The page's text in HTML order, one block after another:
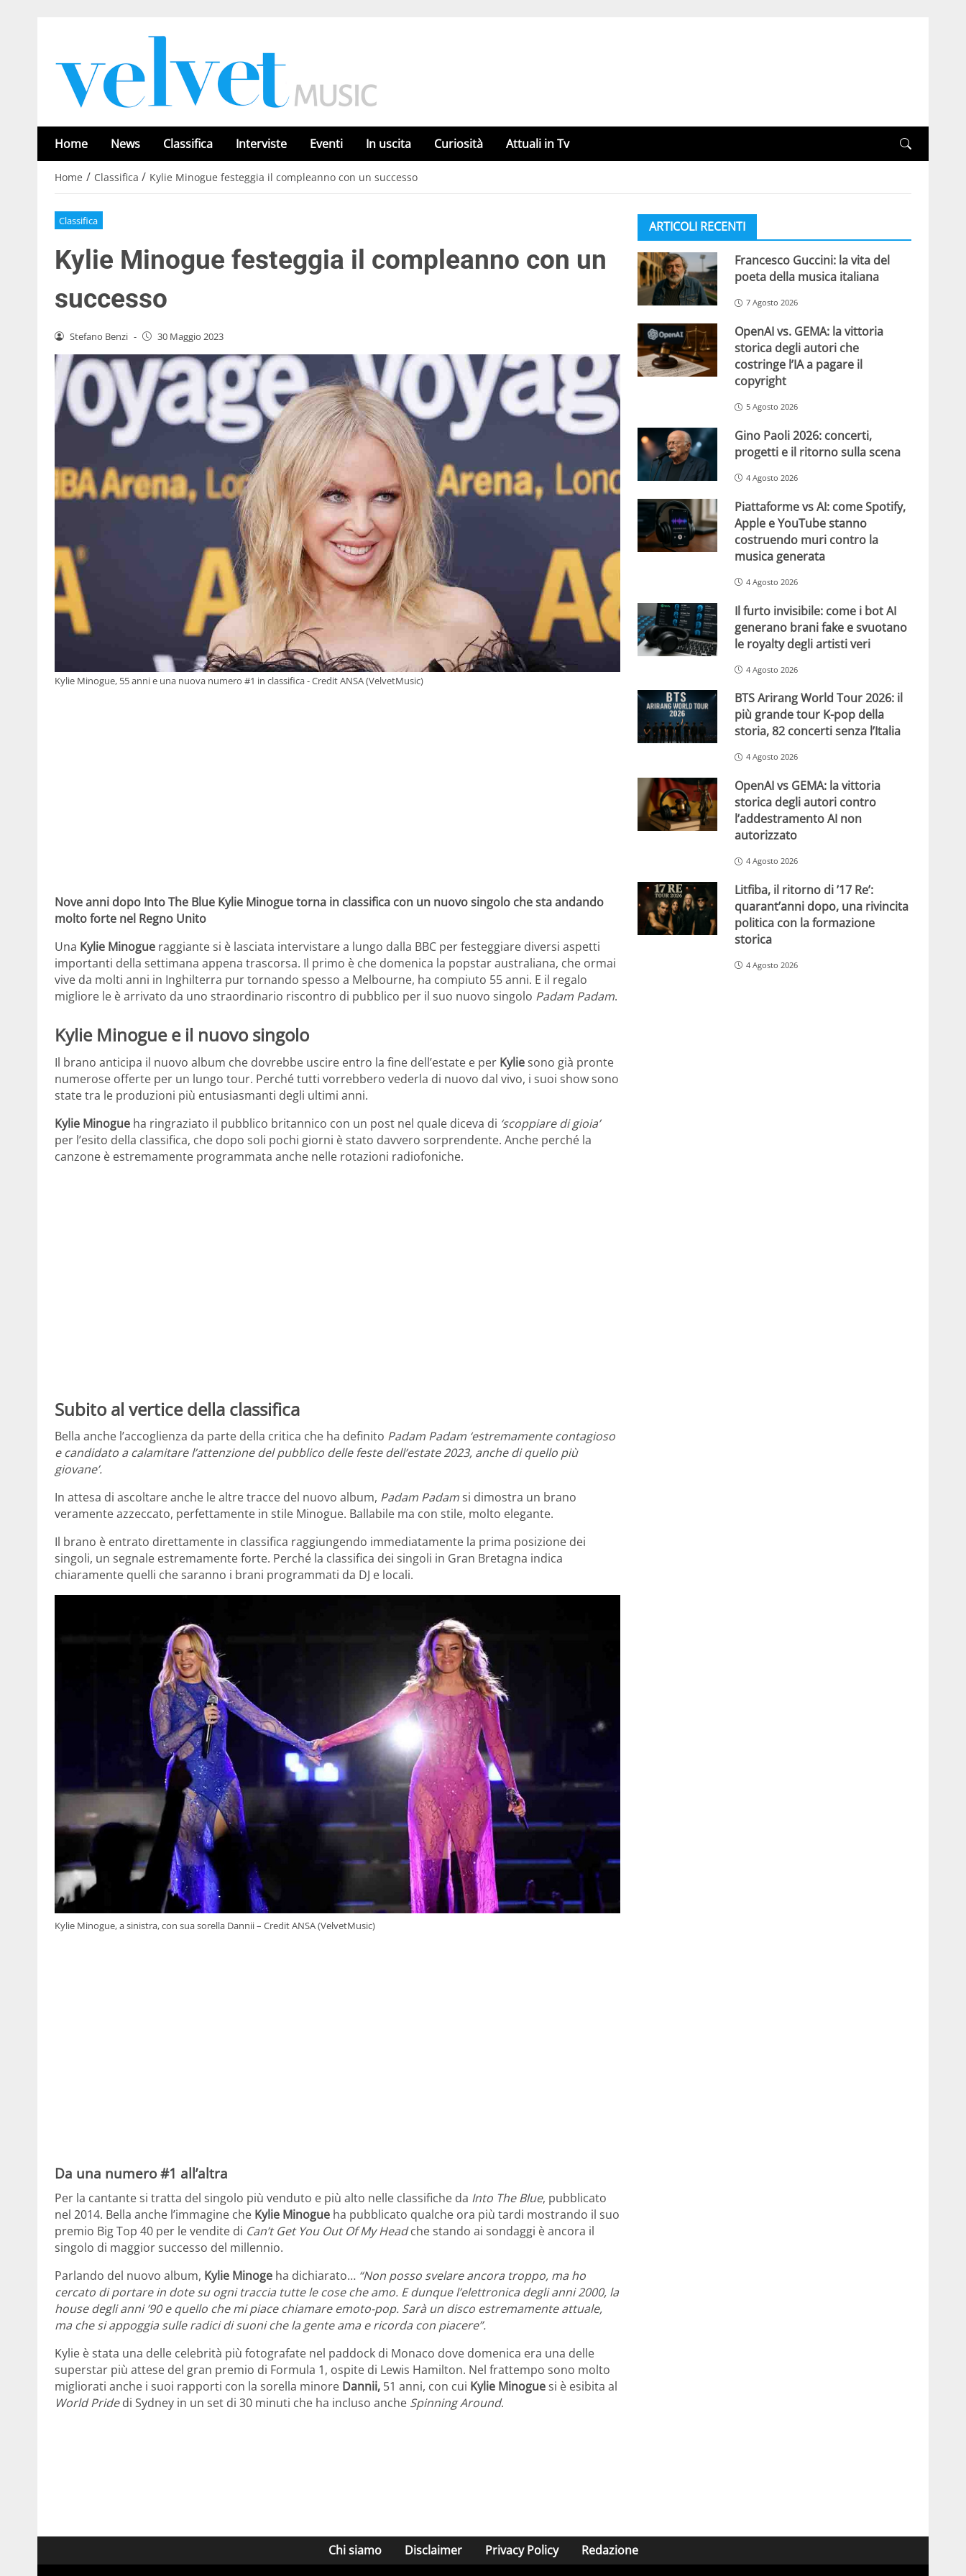
Home News Classifica Interviste Eventi In uscita Curiosità Attuali in Tv
Home / Classifica / Kylie Minogue festeggia il compleanno con un successo
Classifica
Kylie Minogue festeggia il compleanno con un
successo
Stefano Benzi - 30 Maggio 2023
Kylie Minogue, 55 anni e una nuova numero #1 in classifica - Credit ANSA (VelvetMusic)
Nove anni dopo Into The Blue Kylie Minogue torna in classifica con un nuovo singolo che sta andando
molto forte nel Regno Unito
Una Kylie Minogue raggiante si è lasciata intervistare a lungo dalla BBC per festeggiare diversi aspetti
importanti della settimana appena trascorsa. Il primo è che domenica la popstar australiana, che ormai
vive da molti anni in Inghilterra pur tornando spesso a Melbourne, ha compiuto 55 anni. E il regalo
migliore le è arrivato da uno straordinario riscontro di pubblico per il suo nuovo singolo Padam Padam.
Kylie Minogue e il nuovo singolo
Il brano anticipa il nuovo album che dovrebbe uscire entro la fine dell’estate e per Kyliesono già pronte
numerose offerte per un lungo tour. Perché tutti vorrebbero vederla di nuovo dal vivo, i suoi show sono
state tra le produzioni più entusiasmanti degli ultimi anni.
Kylie Minogue ha ringraziato il pubblico britannico con un post nel quale diceva di ‘scoppiare di gioia’
per l’esito della classifica, che dopo soli pochi giorni è stato davvero sorprendente. Anche perché la
canzone è estremamente programmata anche nelle rotazioni radiofoniche.
Subito al vertice della classifica
Bella anche l’accoglienza da parte della critica che ha definito Padam Padam ‘estremamente contagioso
e candidato a calamitare l’attenzione del pubblico delle feste dell’estate 2023, anche di quello più
giovane’.
In attesa di ascoltare anche le altre tracce del nuovo album, Padam Padamsi dimostra un brano
veramente azzeccato, perfettamente in stile Minogue. Ballabile ma con stile, molto elegante.
Il brano è entrato direttamente in classifica raggiungendo immediatamente la prima posizione dei
singoli, un segnale estremamente forte. Perché la classifica dei singoli in Gran Bretagna indica
chiaramente quelli che saranno i brani programmati da DJ e locali.
Kylie Minogue, a sinistra, con sua sorella Dannii – Credit ANSA (VelvetMusic)
Da una numero #1 all’altra
Per la cantante si tratta del singolo più venduto e più alto nelle classifiche da Into The Blue, pubblicato
nel 2014. Bella anche l’immagine che Kylie Minogue ha pubblicato qualche ora più tardi mostrando il suo
premio Big Top 40 per le vendite di Can’t Get You Out Of My Headche stando ai sondaggi è ancora il
singolo di maggior successo del millennio.
Parlando del nuovo album, Kylie Minoge ha dichiarato… “Non posso svelare ancora troppo, ma ho
cercato di portare in dote su ogni traccia tutte le cose che amo. E dunque l’elettronica degli anni 2000, la
house degli anni ’90 e quello che mi piace chiamare emoto-pop. Sarà un disco estremamente attuale,
ma che si appoggia sulle radici di suoni che la gente ama e ricorda con piacere”.
Kylie è stata una delle celebrità più fotografate nel paddock di Monaco dove domenica era una delle
superstar più attese del gran premio di Formula 1, ospite di Lewis Hamilton. Nel frattempo sono molto
migliorati anche i suoi rapporti con la sorella minore Dannii, 51 anni, con cui Kylie Minoguesi è esibita al
World Pridedi Sydney in un set di 30 minuti che ha incluso anche Spinning Around.
ARTICOLI RECENTI
Francesco Guccini: la vita del
poeta della musica italiana
7 Agosto 2026
OpenAI vs. GEMA: la vittoria
storica degli autori che
costringe l’IA a pagare il
copyright
5 Agosto 2026
Gino Paoli 2026: concerti,
progetti e il ritorno sulla scena
4 Agosto 2026
Piattaforme vs AI: come Spotify,
Apple e YouTube stanno
costruendo muri contro la
musica generata
4 Agosto 2026
Il furto invisibile: come i bot AI
generano brani fake e svuotano
le royalty degli artisti veri
4 Agosto 2026
BTS Arirang World Tour 2026: il
più grande tour K-pop della
storia, 82 concerti senza l’Italia
4 Agosto 2026
OpenAI vs GEMA: la vittoria
storica degli autori contro
l’addestramento AI non
autorizzato
4 Agosto 2026
Litfiba, il ritorno di ’17 Re’:
quarant’anni dopo, una rivincita
politica con la formazione
storica
4 Agosto 2026
Chi siamo Disclaimer Privacy Policy Redazione